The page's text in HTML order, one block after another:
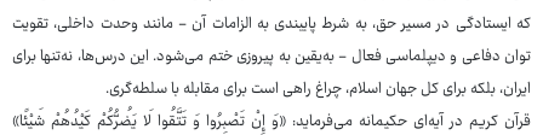
که ایستادگی در مسیر حق، به شرط پایبندی به الزامات آن - مانند وحدت داخلی، تقویت
توان دفاعی و دیپلماسی فعال - به‌یقین به پیروزی ختم می‌شود. این درس‌ها، نه‌تنها برای
ایران، بلکه برای کل جهان اسلام، چراغ راهی است برای مقابله با سلطه‌گری.
قرآن کریم در آیه‌ای حکیمانه می‌فرماید: «وَ إِنْ تَصْبِرُوا وَ تَتَّقُوا لَا یَضُرُّکُمْ کَیْدُهُمْ شَیْئًا»